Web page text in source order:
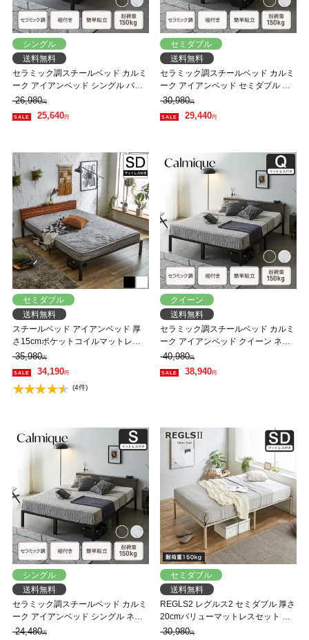
シングル
送料無料
セラミック調スチールベッド カルミ
ーク アイアンベッド シングル バリ
ューマットレス付 スチールベッド
スチールベッドフレーム
26,980円
25,640円
セミダブル
送料無料
セラミック調スチールベッド カルミ
ーク アイアンベッド セミダブル ネ
ルコZマットレス付 スチールベッド
スチールベッドフレーム
30,980円
29,440円
セミダブル
送料無料
スチールベッド アイアンベッド 厚
さ15cmポケットコイルマットレス
セット セミダブル 棚付きベッド コ
ンセント 【大型家具配送】
35,980円
34,190円
(4件)
クイーン
送料無料
セラミック調スチールベッド カルミ
ーク アイアンベッド クイーン ネル
コZマットレス付 スチールベッド ス
チールベッドフレーム
40,980円
38,940円
シングル
送料無料
セラミック調スチールベッド カルミ
ーク アイアンベッド シングル ネル
コZマットレス付 スチールベッド ス
24,480円
セミダブル
送料無料
REGLS2 レグルス2 セミダブル 厚さ
20cmバリューマットレスセット ア
イアンベッド| パイプベッド すのこ
30,980円